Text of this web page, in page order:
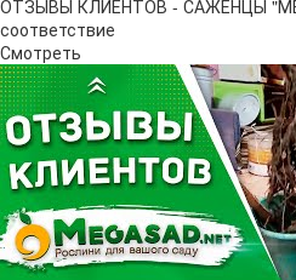
ОТЗЫВЫ КЛИЕНТОВ - САЖЕНЦЫ
соответствие
Смотреть